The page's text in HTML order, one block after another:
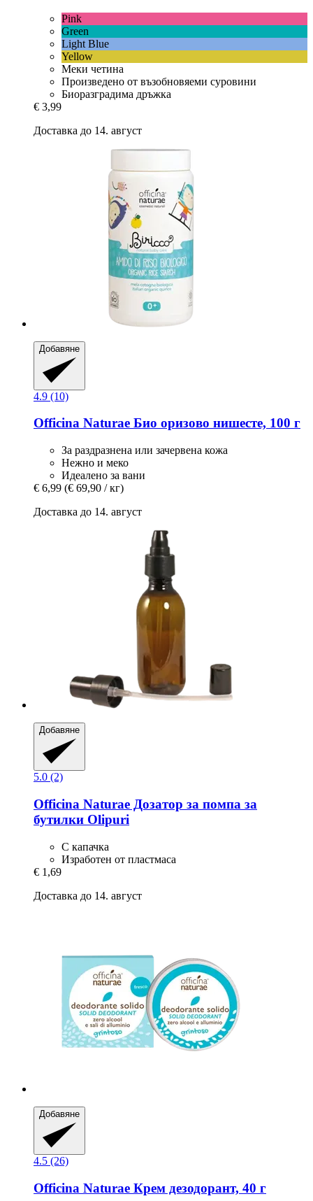
Pink
Green
Light Blue
Yellow
Меки четина
Произведено от възобновяеми суровини
Биоразградима дръжка
€ 3,99
Доставка до 14. август
Добавяне
4.9 (10)
Officina Naturae Био оризово нишесте, 100 г
За раздразнена или зачервена кожа
Нежно и меко
Идеалено за вани
€ 6,99 (€ 69,90 / кг)
Доставка до 14. август
Добавяне
5.0 (2)
Officina Naturae Дозатор за помпа за
бутилки Olipuri
С капачка
Изработен от пластмаса
€ 1,69
Доставка до 14. август
Добавяне
4.5 (26)
Officina Naturae Крем дезодорант, 40 г